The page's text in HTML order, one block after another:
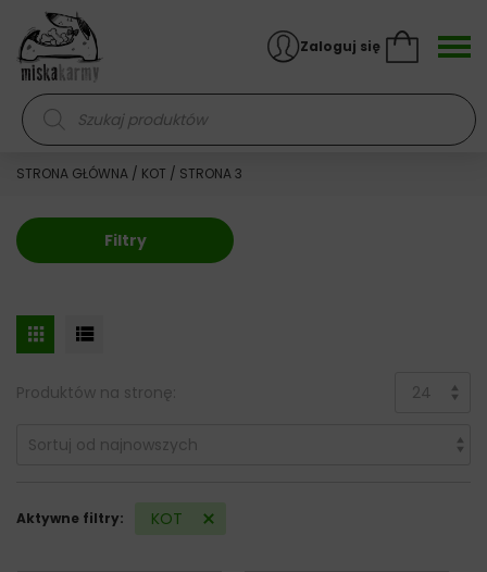
Skocz do treści
Wyszukiwarka produktów
Zaloguj się
STRONA GŁÓWNA / KOT / STRONA 3
Filtry
Produktów na stronę:
Aktywne filtry: KOT